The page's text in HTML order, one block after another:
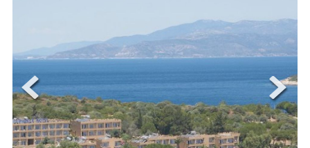
0700 144 34 Запитване
ПОСЛЕДВАЙТЕ НИ